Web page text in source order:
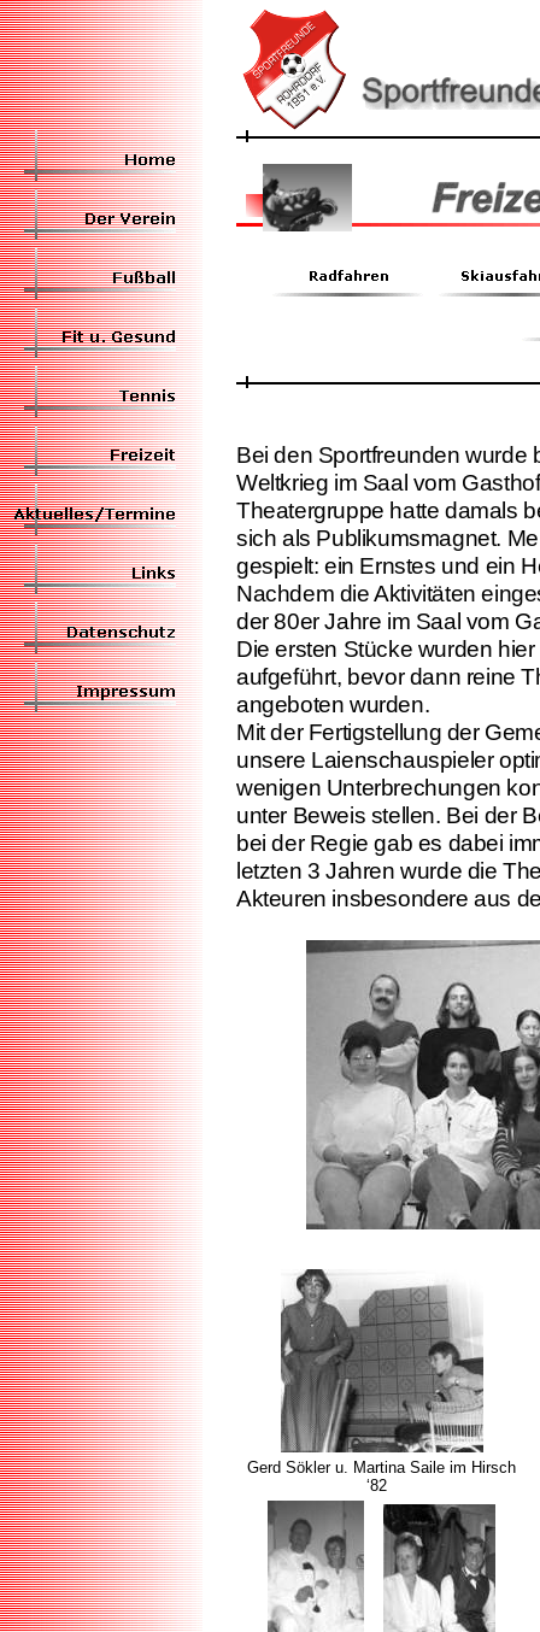
Bei den Sportfreunden wurde
Weltkrieg im Saal vom
Theatergruppe hatte damals
sich als Publikumsmagnet.
gespielt: ein Ernstes und ein
Nachdem die Aktivitäten
der 80er Jahre im Saal vom
Die ersten Stücke wurden
aufgeführt, bevor dann reine
angeboten wurden.
Mit der Fertigstellung der
unsere Laienschauspieler
wenigen Unterbrechungen
unter Beweis stellen. Bei der
bei der Regie gab es dabei
letzten 3 Jahren wurde die
Akteuren insbesondere aus
Gerd Sökler u. Martina Saile im Hirsch
‘82